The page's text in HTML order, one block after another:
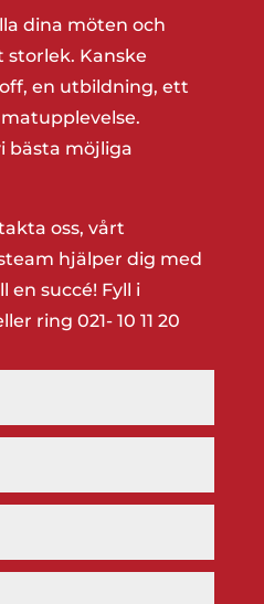
dina möten och
storlek. Kanske
en utbildning, ett
bästa möjliga
oss, vårt
hjälper dig med
succé! Fyll i
ring 021- 10 11 20